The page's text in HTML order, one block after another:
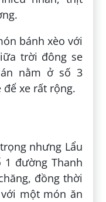
bánh xèo với
trời đông se
nằm ở số 3
xe rất rộng.
nhưng Lẩu
1 đường Thanh
đồng thời
một món ăn